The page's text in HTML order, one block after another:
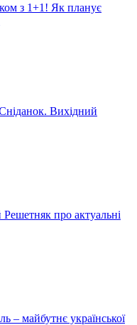
з 1+1! Як планує
Вихідний
Решетняк про актуальні
– майбутнє української